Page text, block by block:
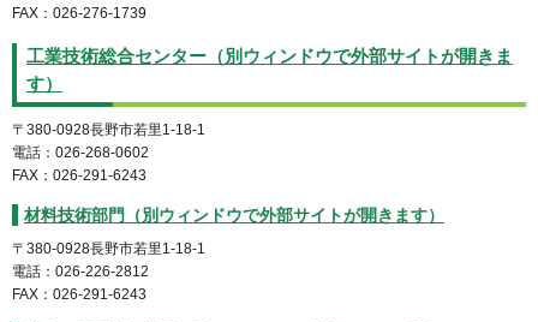
FAX：026-276-1739
工業技術総合センター（別ウィンドウで外部サイトが開きま
す）
〒380-0928長野市若里1-18-1
電話：026-268-0602
FAX：026-291-6243
材料技術部門（別ウィンドウで外部サイトが開きます）
〒380-0928長野市若里1-18-1
電話：026-226-2812
FAX：026-291-6243